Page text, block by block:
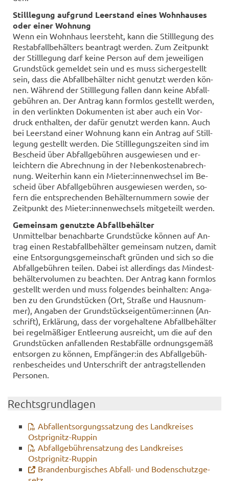
Still­le­gung auf­grund Leer­stand eines Wohn­hau­ses
oder einer Woh­nung
Wenn ein Wohn­haus leer­steht, kann die Still­le­gung des
Re­st­ab­fall­be­häl­ters be­an­tragt wer­den. Zum Zeit­punkt
der Still­le­gung darf keine Per­son auf dem je­wei­li­gen
Grund­stück ge­mel­det sein und es muss si­cher­ge­stellt
sein, dass die Ab­fall­be­häl­ter nicht ge­nutzt wer­den kön­
nen. Wäh­rend der Still­le­gung fal­len dann keine Ab­fall­
ge­büh­ren an. Der An­trag kann form­los ge­stellt wer­den,
in den ver­link­ten Do­ku­men­ten ist aber auch ein Vor­
druck ent­hal­ten, der dafür ge­nutzt wer­den kann. Auch
bei Leer­stand einer Woh­nung kann ein An­trag auf Still­
le­gung ge­stellt wer­den. Die Still­le­gungs­zei­ten sind im
Be­scheid über Ab­fall­ge­büh­ren aus­ge­wie­sen und er­
leich­tern die Ab­rech­nung in der Ne­ben­kos­ten­ab­rech­
nung. Wei­ter­hin kann ein Mie­ter:in­nen­wech­sel im Be­
scheid über Ab­fall­ge­büh­ren aus­ge­wie­sen wer­den, so­
fern die ent­spre­chen­den Be­häl­ter­num­mern sowie der
Zeit­punkt des Mie­ter:in­nen­wech­sels mit­ge­teilt wer­den.
Ge­mein­sam ge­nutz­te Ab­fall­be­häl­ter
Un­mit­tel­bar be­nach­bar­te Grund­stü­cke kön­nen auf An­
trag einen Re­st­ab­fall­be­häl­ter ge­mein­sam nut­zen, damit
eine Ent­sor­gungs­ge­mein­schaft grün­den und sich so die
Ab­fall­ge­büh­ren tei­len. Dabei ist al­ler­dings das Min­dest­
be­häl­ter­vo­lu­men zu be­ach­ten. Der An­trag kann form­los
ge­stellt wer­den und muss fol­gen­des be­inhal­ten: An­ga­
ben zu den Grund­stü­cken (Ort, Stra­ße und Haus­num­
mer), An­ga­ben der Grund­stücks­ei­gen­tü­mer:innen (An­
schrift), Er­klä­rung, dass der vor­ge­hal­te­ne Ab­fall­be­häl­ter
bei re­gel­mä­ßi­ger Ent­lee­rung aus­reicht, um die auf den
Grund­stü­cken an­fal­len­den Re­st­ab­fäl­le ord­nungs­ge­mäß
ent­sor­gen zu kön­nen, Emp­fän­ger:in des Ab­fall­ge­büh­
ren­be­schei­des und Un­ter­schrift der an­trag­stel­len­den
Per­so­nen.
Rechts­grund­la­gen
Ab­fall­ent­sor­gungs­sat­zung des Land­krei­ses
Ostprignitz-​Ruppin
Ab­fall­ge­büh­ren­sat­zung des Land­krei­ses
Ostprignitz-​Ruppin
Bran­den­bur­gi­sches Abfall-​ und Bo­den­schutz­ge­